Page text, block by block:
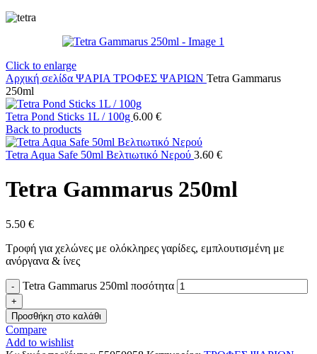
Click to enlarge
Αρχική σελίδα ΨΑΡΙΑ ΤΡΟΦΕΣ ΨΑΡΙΩΝ Tetra Gammarus
250ml
Tetra Pond Sticks 1L / 100g 6.00 €
Back to products
Tetra Aqua Safe 50ml Βελτιωτικό Νερού 3.60 €
Tetra Gammarus 250ml
5.50 €
Τροφή για χελώνες με ολόκληρες γαρίδες, εμπλουτισμένη με
ανόργανα & ίνες
Tetra Gammarus 250ml ποσότητα
Προσθήκη στο καλάθι
Compare
Add to wishlist